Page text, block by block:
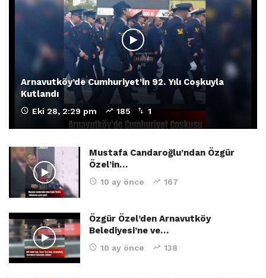
Arnavutköy’de Cumhuriyet’in 92. Yılı Coşkuyla
Kutlandı
Eki 28, 2:29 pm 185 1
Mustafa Candaroğlu’ndan Özgür
Özel’in…
10 ay önce 167
Özgür Özel’den Arnavutköy
Belediyesi’ne ve…
10 ay önce 138